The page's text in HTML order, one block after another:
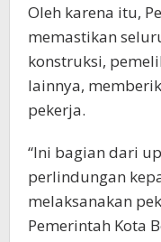
Oleh karena itu,
memastikan
konstruksi,
lainnya,
pekerja.
“Ini bagian dari
perlindungan
melaksanakan
Pemerintah Kota